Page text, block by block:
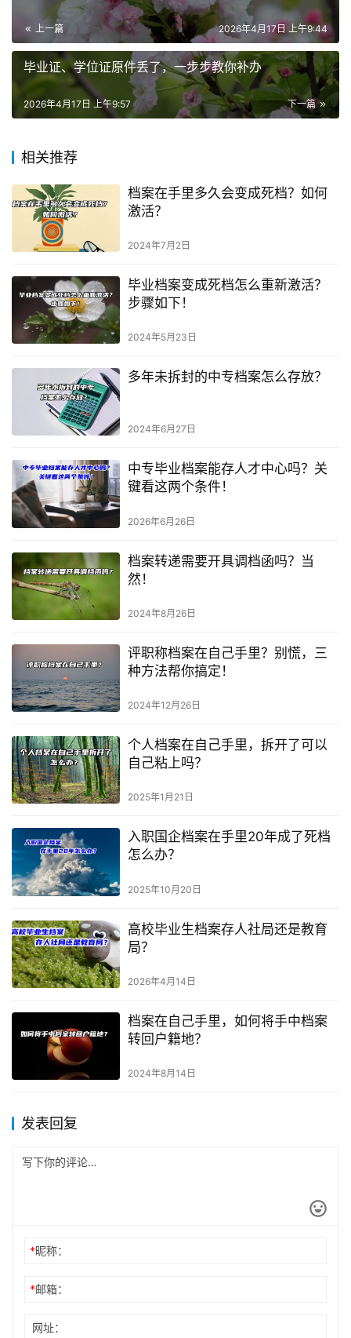
上一篇 2026年4月17日 上午9:44
毕业证、学位证原件丢了，一步步教你补办
下一篇
2026年4月17日 上午9:57
相关推荐
档案在手里多久会变成死档？如何
激活？
2024年7月2日
毕业档案变成死档怎么重新激活？
步骤如下！
2024年5月23日
多年未拆封的中专档案怎么存放？
2024年6月27日
中专毕业档案能存人才中心吗？关
键看这两个条件！
2026年6月26日
档案转递需要开具调档函吗？当
然！
2024年8月26日
评职称档案在自己手里？别慌，三
种方法帮你搞定！
2024年12月26日
个人档案在自己手里，拆开了可以
自己粘上吗？
2025年1月21日
入职国企档案在手里20年成了死档
怎么办？
2025年10月20日
高校毕业生档案存人社局还是教育
局？
2026年4月14日
档案在自己手里，如何将手中档案
转回户籍地？
2024年8月14日
发表回复
*昵称：
*邮箱：
网址：